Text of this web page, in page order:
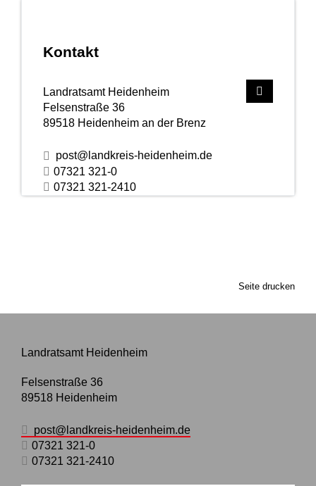
Kontakt
Landratsamt Heidenheim
Felsenstraße 36
89518 Heidenheim an der Brenz
post@landkreis-heidenheim.de
07321 321-0
07321 321-2410
Seite drucken
Landratsamt Heidenheim
Felsenstraße 36
89518 Heidenheim
post@landkreis-heidenheim.de
07321 321-0
07321 321-2410